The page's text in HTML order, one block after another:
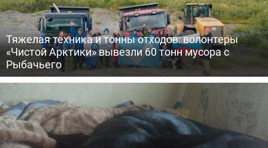
Тяжелая техника и тонны отходов: волонтеры
«Чистой Арктики» вывезли 60 тонн мусора с
Рыбачьего